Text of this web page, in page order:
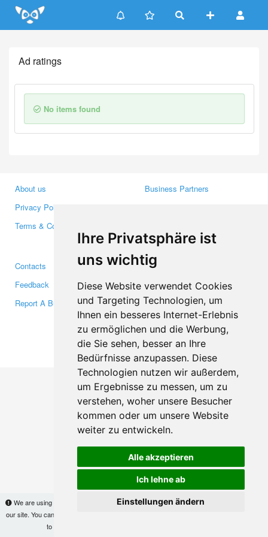
Ihre Privatsphäre ist
uns wichtig
Diese Website verwendet Cookies
und Targeting Technologien, um
Ihnen ein besseres Internet-Erlebnis
zu ermöglichen und die Werbung,
die Sie sehen, besser an Ihre
Bedürfnisse anzupassen. Diese
Technologien nutzen wir außerdem,
um Ergebnisse zu messen, um zu
verstehen, woher unsere Besucher
kommen oder um unsere Website
weiter zu entwickeln.
Alle akzeptieren
Ich lehne ab
Einstellungen ändern
Update cookies preferences
We are using cookies to provide statistics that help us give you the best experience of
our site. You can find out more
to use the site without changes, you are agreeing to it.
Ad ratings
No items found
About us
Privacy Policy
Terms & Conditions
Business Partners
Media
Contacts
Feedback
Report A Bug
Facebook
Twitter
YouTube
Google+
Makis© Copyright 2026